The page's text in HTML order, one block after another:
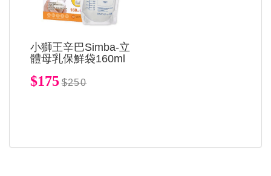
小獅王辛巴Simba-立
體母乳保鮮袋160ml
$175 $250